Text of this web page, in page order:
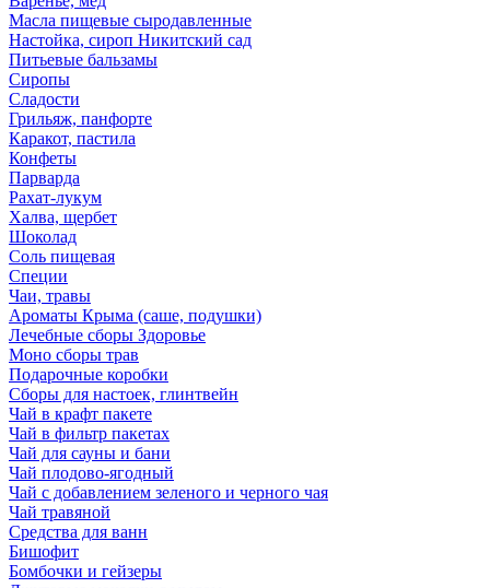
Масла пищевые сыродавленные
Настойка, сироп Никитский сад
Питьевые бальзамы
Сиропы
Сладости
Грильяж, панфорте
Каракот, пастила
Конфеты
Парварда
Рахат-лукум
Халва, щербет
Шоколад
Соль пищевая
Специи
Чаи, травы
Ароматы Крыма (саше, подушки)
Лечебные сборы Здоровье
Моно сборы трав
Подарочные коробки
Сборы для настоек, глинтвейн
Чай в крафт пакете
Чай в фильтр пакетах
Чай для сауны и бани
Чай плодово-ягодный
Чай с добавлением зеленого и черного чая
Чай травяной
Средства для ванн
Бишофит
Бомбочки и гейзеры